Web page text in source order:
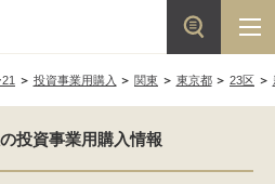
投資事業用購入 関東 東京都 23区
投資事業用購入情報